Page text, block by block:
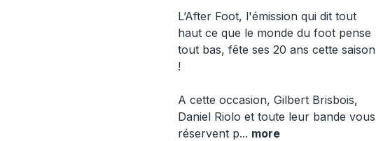
L’After Foot, l'émission qui dit tout
haut ce que le monde du foot pense
tout bas, fête ses 20 ans cette saison
!
A cette occasion, Gilbert Brisbois,
Daniel Riolo et toute leur bande vous
réservent p... more